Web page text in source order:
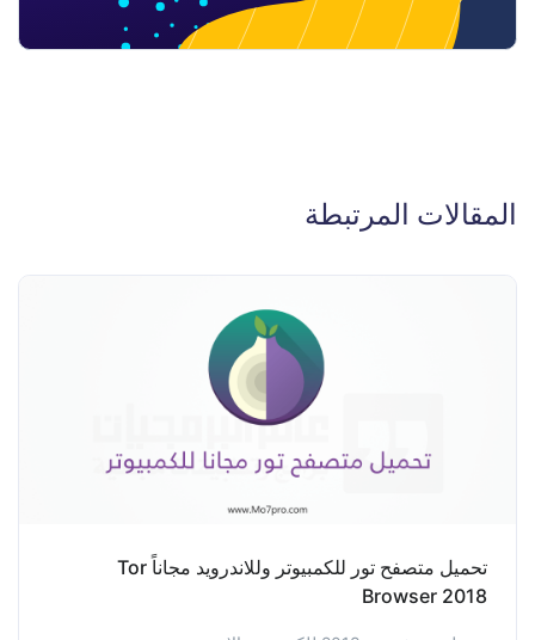
المقالات المرتبطة
تحميل متصفح تور للكمبيوتر وللاندرويد مجاناً Tor
Browser 2018